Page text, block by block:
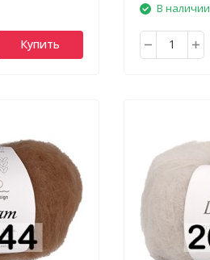
Купить
В наличии